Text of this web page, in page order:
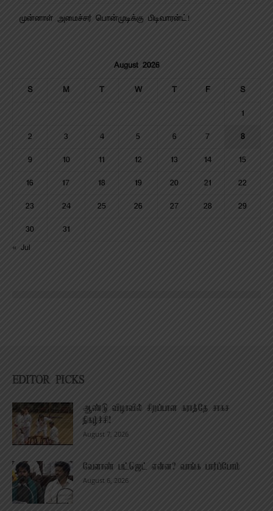
முன்னாள் அமைச்சர் பொன்முடிக்கு பிடிவாரன்ட்!
August 2026
S M T W T F S
1
2 3 4 5 6 7 8
9 10 11 12 13 14 15
16 17 18 19 20 21 22
23 24 25 26 27 28 29
30
31
« Jul
EDITOR PICKS
ஆண்டு விழாவில் சிறப்பான கராத்தே சாகச
நிகழ்ச்சி!
August 7, 2026
வேளாண் பட்ஜெட் என்ன? வாங்க பார்ப்போம்
August 6, 2026